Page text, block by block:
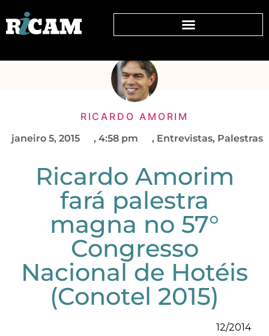
RICARDO AMORIM
janeiro 5, 2015 , 4:58 pm , Entrevistas, Palestras
Ricardo Amorim
fará palestra
magna no 57°
Congresso
Nacional de Hotéis
(Conotel 2015)
12/2014